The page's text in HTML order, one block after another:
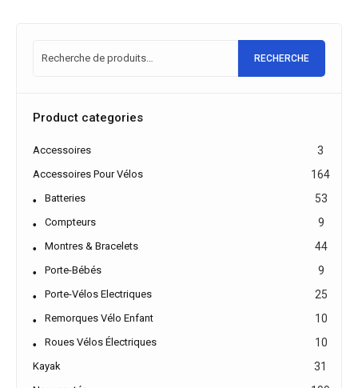
RECHERCHE
Product categories
Accessoires 3
Accessoires Pour Vélos 164
Batteries 53
Compteurs 9
Montres & Bracelets 44
Porte-Bébés 9
Porte-Vélos Electriques 25
Remorques Vélo Enfant 10
Roues Vélos Électriques 10
Kayak 31